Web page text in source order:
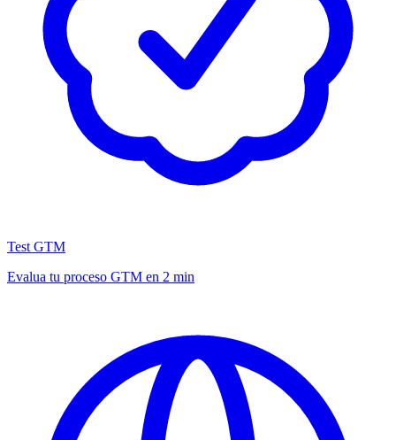
Test GTM
Evalua tu proceso GTM en 2 min